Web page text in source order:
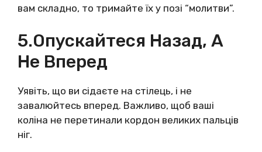
вам складно, то тримайте їх у позі “молитви”.
5.Опускайтеся Назад, А
Не Вперед
Уявіть, що ви сідаєте на стілець, і не
завалюйтесь вперед. Важливо, щоб ваші
коліна не перетинали кордон великих пальців
ніг.